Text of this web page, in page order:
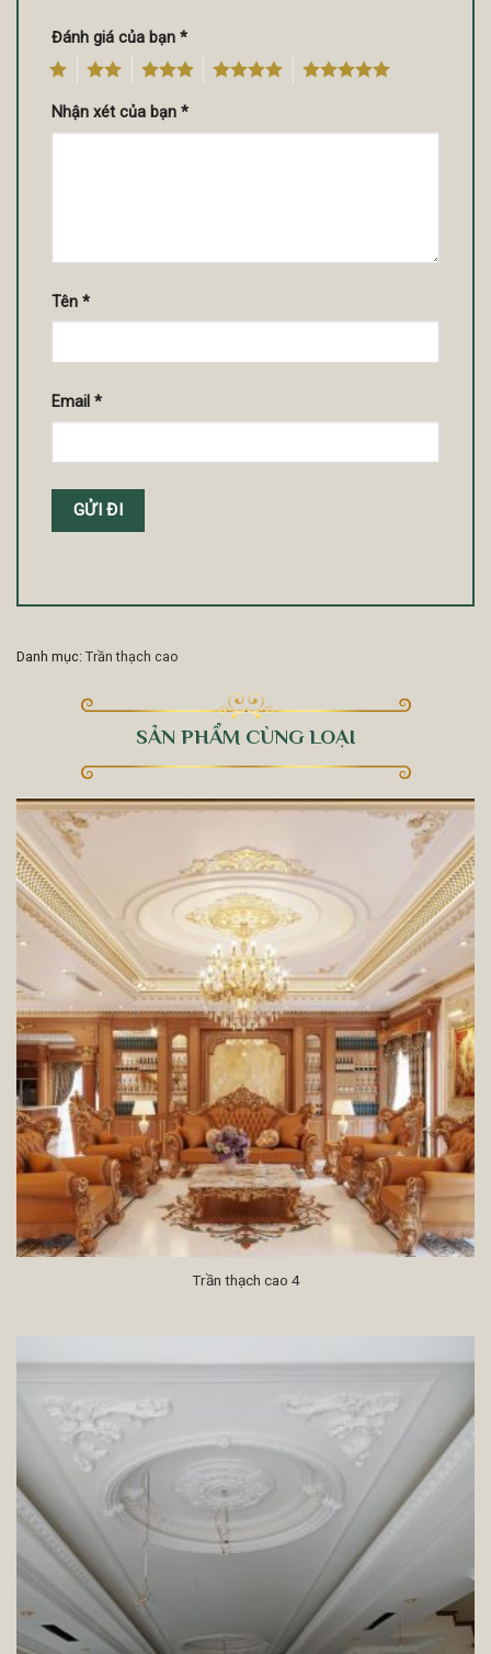
Đánh giá của bạn *
4 5
Nhận xét của bạn *
Tên *
Email *
Danh mục: Trần thạch cao
SẢN PHẨM CÙNG LOẠI
Trần thạch cao 4